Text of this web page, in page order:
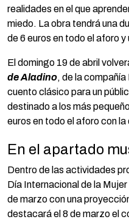
realidades en el que
miedo. La obra tendrá una
de 6 euros en todo el aforo
El domingo 19 de abril
de Aladino, de la
cuento clásico para un
destinado a los más
euros en todo el aforo con
En el apartado
Dentro de las actividades
Día Internacional de la
de marzo con una
destacará el 8 de marzo el